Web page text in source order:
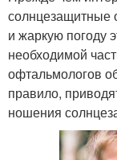
солнцезащитные
и жаркую погоду
необходимой
офтальмологов
правило,
ношения